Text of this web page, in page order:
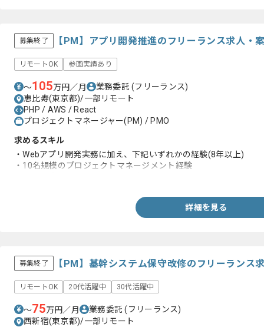
募集終了 【PM】アプリ開発推進のフリーランス求人・
リモートOK 参画実績あり
〜105万円／月 業務委託(フリーランス)
恵比寿(東京都)/一部リモート
PHP / AWS / React
プロジェクトマネージャー(PM) / PMO
求めるスキル
・Webアプリ開発実務に加え、下記いずれかの経験(8年以上)
・10名規模のプロジェクトマネージメント経験
詳細を見る
募集終了 【PM】基幹システム保守改修のフリーランス
リモートOK 20代活躍中 30代活躍中
〜75万円／月 業務委託(フリーランス)
西新宿(東京都)/一部リモート